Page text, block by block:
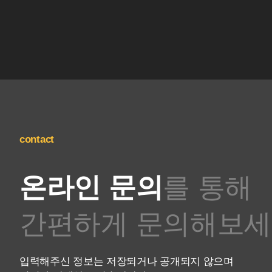
contact
온라인 문의를 통해
간편하게 문의해보
입력해주신 정보는 저장되거나 공개되지 않으며